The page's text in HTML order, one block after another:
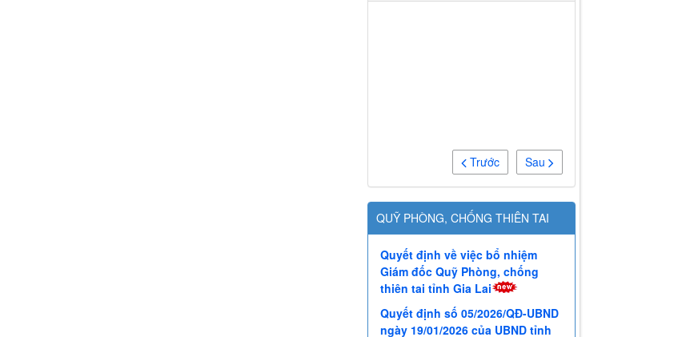
Sau
Trước
QUỸ PHÒNG, CHỐNG THIÊN TAI
Quyết định về việc bổ nhiệm
Giám đốc Quỹ Phòng, chống
thiên tai tỉnh Gia Lai
Quyết định số 05/2026/QĐ-UBND
ngày 19/01/2026 của UBND tỉnh